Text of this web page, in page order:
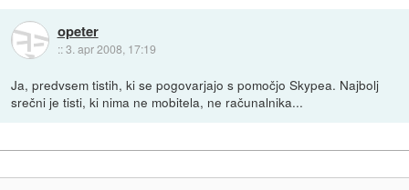
opeter
::3. apr 2008, 17:19
Ja, predvsem tistih, ki se pogovarjajo s pomočjo Skypea. Najbolj
srečni je tisti, ki nima ne mobitela, ne računalnika...